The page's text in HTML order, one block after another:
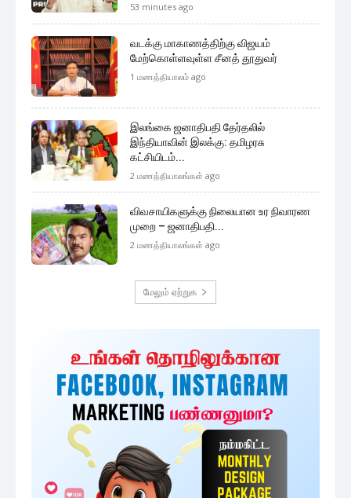
53 minutes ago
வடக்கு மாகாணத்திற்கு விஜயம்
மேற்கொள்ளவுள்ள சீனத் தூதுவர்
1 மணத்தியாலம் ago
இலங்கை ஜனாதிபதி தேர்தலில்
இந்தியாவின் இலக்கு: தமிழரசு
கட்சியிடம்...
2 மணத்தியாலங்கள் ago
விவசாயிகளுக்கு நிலையான உர நிவாரண
முறை – ஜனாதிபதி...
2 மணத்தியாலங்கள் ago
மேலும் ஏற்றுக